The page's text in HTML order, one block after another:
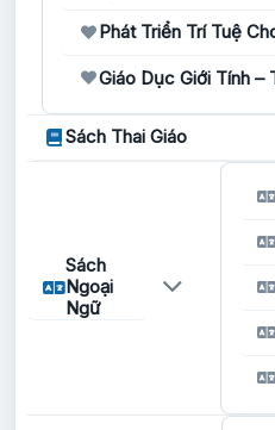
Phát Triển Trí Tuệ
Giáo Dục Giới Tính –
Sách Thai Giáo
Sách
Ngoại
Ngữ